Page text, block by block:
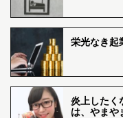
栄光なき起
炎上したく
は、やまや